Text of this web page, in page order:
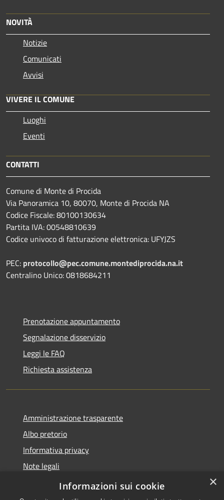
NOVITÀ
Notizie
Comunicati
Avvisi
VIVERE IL COMUNE
Luoghi
Eventi
CONTATTI
Comune di Monte di Procida
Via Panoramica 10, 80070, Monte di Procida NA
Codice Fiscale: 80100130634
Partita IVA: 00548810639
Codice univoco di fatturazione elettronica: UFYJZS
PEC: protocollo@pec.comune.montediprocida.na.it
Centralino Unico:0818684211
Prenotazione appuntamento
Segnalazione disservizio
Leggi le FAQ
Richiesta assistenza
Amministrazione trasparente
Albo pretorio
Informativa privacy
Note legali
Dichiarazione di accessibilità
×
Informazioni sui cookie